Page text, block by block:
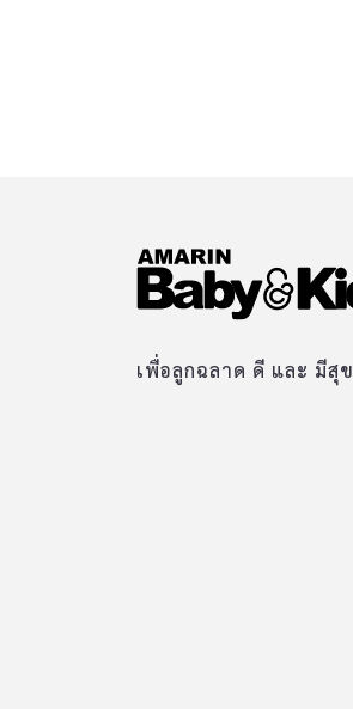
เพื่อลูกฉลาด ดี และ มีสุข